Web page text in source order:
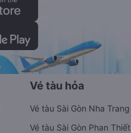
Vé tàu hỏa
Vé tàu Sài Gòn Nha Trang
Vé tàu Sài Gòn Phan Thiết